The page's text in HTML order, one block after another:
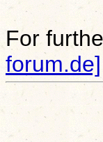
For
forum.de]